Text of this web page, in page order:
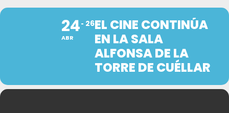
24
ABR
26EL CINE CONTINÚA
EN LA SALA
ALFONSA DE LA
TORRE DE CUÉLLAR